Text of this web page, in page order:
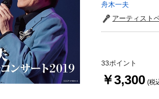
舟木一夫
アーティスト
33ポイント
￥3,300 (税